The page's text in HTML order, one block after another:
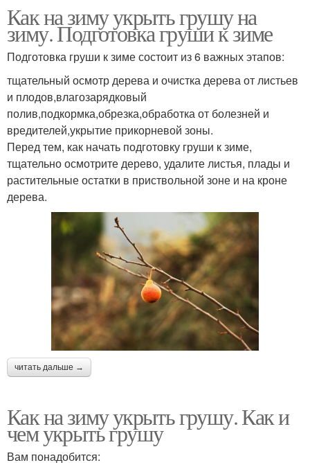
Как на зиму укрыть грушу на
зиму. Подготовка груши к зиме
Подготовка груши к зиме состоит из 6 важных этапов:
тщательный осмотр дерева и очистка дерева от листьев
и плодов,влагозарядковый
полив,подкормка,обрезка,обработка от болезней и
вредителей,укрытие прикорневой зоны.
Перед тем, как начать подготовку груши к зиме,
тщательно осмотрите дерево, удалите листья, плады и
растительные остатки в приствольной зоне и на кроне
дерева.
читать дальше →
Как на зиму укрыть грушу. Как и
чем укрыть грушу
Вам понадобится: